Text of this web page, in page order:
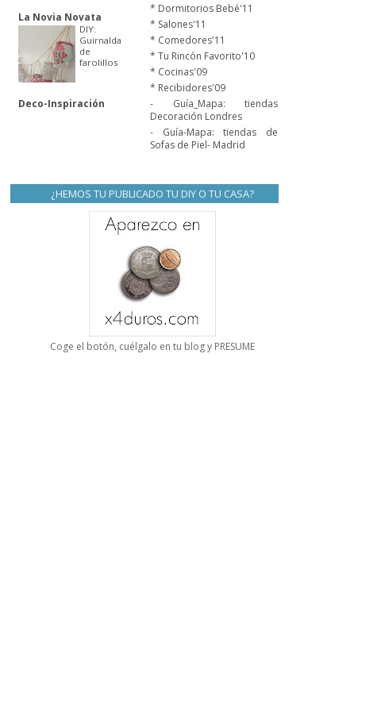
La Novia Novata
DIY:
Guirnalda
de
farolillos
Deco-Inspiración
* Dormitorios Bebé'11
* Salones'11
* Comedores'11
* Tu Rincón Favorito'10
* Cocinas'09
* Recibidores'09
- Guía_Mapa: tiendas
Decoración Londres
- Guía-Mapa: tiendas de
Sofas de Piel- Madrid
¿HEMOS TU PUBLICADO TU DIY O TU CASA?
Coge el botón, cuélgalo en tu blog y PRESUME